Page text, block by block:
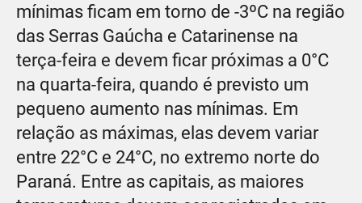
mínimas ficam em torno de -3ºC na região
das Serras Gaúcha e Catarinense na
terça-feira e devem ficar próximas a 0°C
na quarta-feira, quando é previsto um
pequeno aumento nas mínimas. Em
relação as máximas, elas devem variar
entre 22°C e 24°C, no extremo norte do
Paraná. Entre as capitais, as maiores